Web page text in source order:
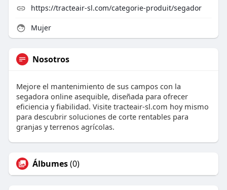
https://tracteair-sl.com/categorie-produit/segador
Mujer
Nosotros
Mejore el mantenimiento de sus campos con la
segadora online asequible, diseñada para ofrecer
eficiencia y fiabilidad. Visite tracteair-sl.com hoy mismo
para descubrir soluciones de corte rentables para
granjas y terrenos agrícolas.
Álbumes(0)